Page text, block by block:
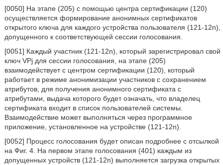
[0050] На этапе (205) с помощью центра сертификации (120)
осуществляется формирование анонимных сертификатов
открытого ключа для каждого устройства пользователя (121-12n),
допущенного к соответствующей сессии голосования.
[0051] Каждый участник (121-12n), который зарегистрировал свой
ключ VPj для сессии голосования, на этапе (205)
взаимодействует с центром сертификации (120), который
работает в режиме анонимизации участников с сохранением
атрибутов, для получения анонимного сертификата с
атрибутами, выдача которого будет означать, что владелец
сертификата входит в список пользователей системы.
Взаимодействие может выполняться через программное
приложение, установленное на устройстве (121-12n).
[0052] Процесс голосования будет описан подробнее с отсылкой
на Фиг. 4. На первом этапе голосования (401) каждым из
допущенных устройств (121-12n) выполняется загрузка открытых